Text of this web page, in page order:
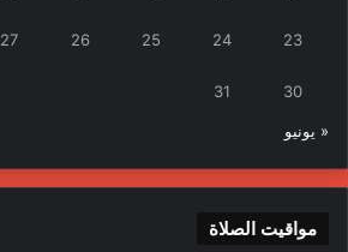
23
24
25
26
27
30
31
« يونيو
مواقيت الصلاة